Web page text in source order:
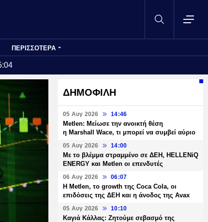
ΠΕΡΙΣΣΟΤΕΡΑ
ΔΗΜΟΦΙΛΗ
05 Αυγ 2026 14:46
Metlen: Μείωσε την ανοικτή θέση
η Marshall Wace, τι μπορεί να συμβεί αύριο
05 Αυγ 2026 14:00
Με το βλέμμα στραμμένο σε ΔΕΗ, HELLENiQ
ENERGY και Metlen οι επενδυτές
06 Αυγ 2026 06:07
H Metlen, το growth της Coca Cola, οι
επιδόσεις της ΔΕΗ και η άνοδος της Avax
05 Αυγ 2026 10:10
Καγιά Κάλλας: Ζητούμε σεβασμό της